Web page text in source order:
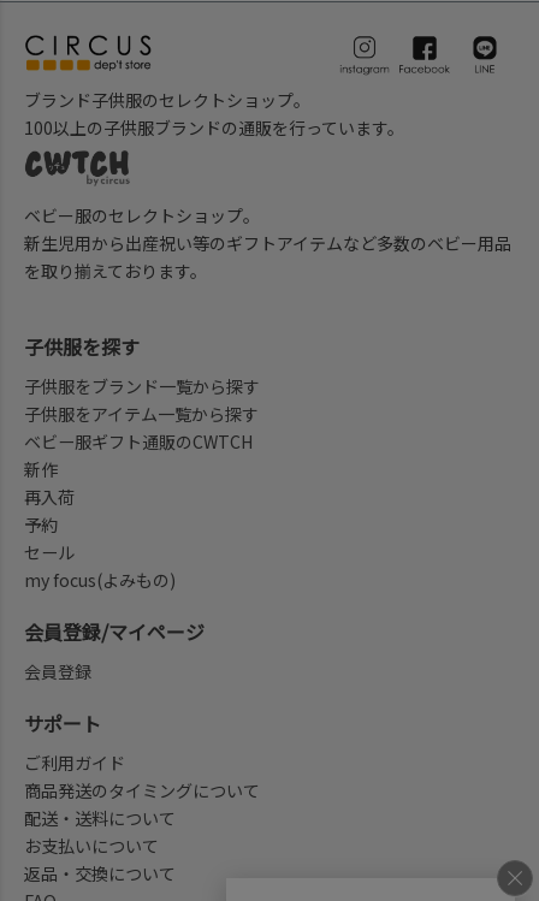
ブランド子供服のセレクトショップ。
100以上の子供服ブランドの通販を行っています。
ベビー服のセレクトショップ。
新生児用から出産祝い等のギフトアイテムなど多数のベビー用品
を取り揃えております。
子供服を探す
子供服をブランド一覧から探す
子供服をアイテム一覧から探す
ベビー服ギフト通販のCWTCH
新作
再入荷
予約
セール
my focus(よみもの)
会員登録/マイページ
会員登録
サポート
ご利用ガイド
商品発送のタイミングについて
配送・送料について
お支払いについて
返品・交換について